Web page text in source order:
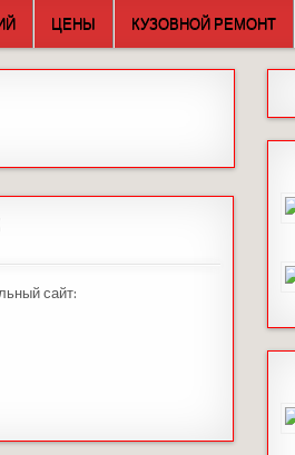
ЦЕНЫ КУЗОВНОЙ РЕМОНТ
сайт: